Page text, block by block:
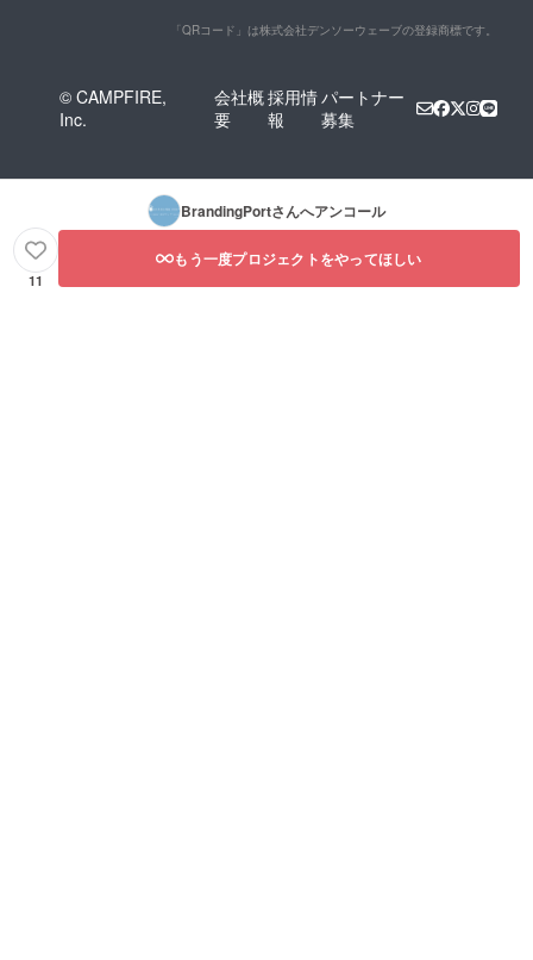
「QRコード」は株式会社デンソーウェーブの登録商標です。
© CAMPFIRE,
Inc.
会社概
要
採用情
報
パートナー
募集
BrandingPortさんへアンコール
11
もう一度プロジェクトをやってほしい